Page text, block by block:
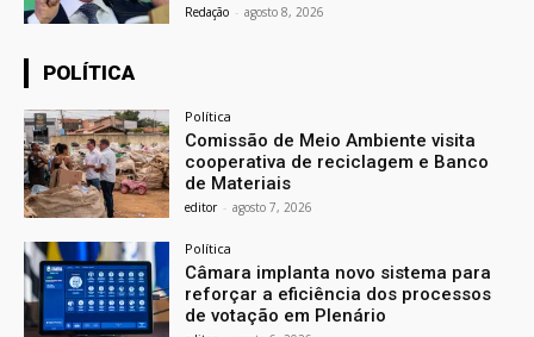
Redação - agosto 8, 2026
POLÍTICA
Política
Comissão de Meio Ambiente visita
cooperativa de reciclagem e Banco
de Materiais
editor - agosto 7, 2026
Política
Câmara implanta novo sistema para
reforçar a eficiência dos processos
de votação em Plenário